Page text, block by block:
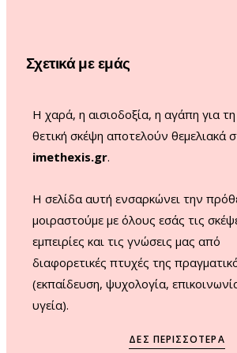
Σχετικά με εμάς
Η χαρά, η αισιοδοξία, η αγάπη για
θετική σκέψη αποτελούν θεμελιακά
imethexis.gr.
H σελίδα αυτή ενσαρκώνει την
μοιραστούμε με όλους εσάς τις
εμπειρίες και τις γνώσεις μας από
διαφορετικές πτυχές της
(εκπαίδευση, ψυχολογία,
υγεία).
ΔΕΣ ΠΕΡΙΣΣΌΤΕΡΑ